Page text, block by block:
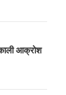
आक्रोश